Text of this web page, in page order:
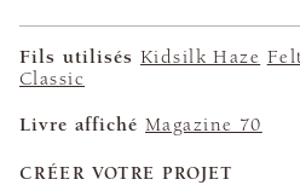
Fils utilisés Kidsilk Haze
Classic
Livre affiché Magazine 70
CRÉER VOTRE PROJET